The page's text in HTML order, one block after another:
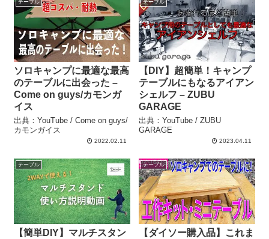
テーブル
ソロキャンプに最適な最高
のテーブルに出会った –
Come on guys/カモンガ
イス
出典：YouTube / Come on guys/
カモンガイス
2022.02.11
テーブル
【DIY】超簡単！キャンプ
テーブルにもなるアイアン
シェルフ – ZUBU
GARAGE
出典：YouTube / ZUBU
GARAGE
2023.04.11
テーブル
【簡単DIY】マルチスタン
テーブル
【ダイソー購入品】これま